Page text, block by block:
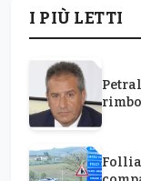
I PIÙ LETTI